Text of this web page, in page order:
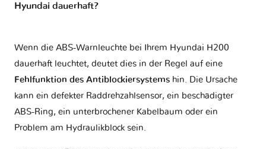
Hyundai dauerhaft?
Wenn die ABS-Warnleuchte bei Ihrem Hyundai H200
dauerhaft leuchtet, deutet dies in der Regel auf eine
Fehlfunktion des Antiblockiersystems hin. Die Ursache
kann ein defekter Raddrehzahlsensor, ein beschädigter
ABS-Ring, ein unterbrochener Kabelbaum oder ein
Problem am Hydraulikblock sein.